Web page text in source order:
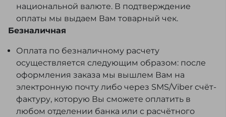
национальной валюте. В подтверждение
оплаты мы выдаем Вам товарный чек.
Безналичная
Оплата по безналичному расчету
осуществляется следующим образом: после
оформления заказа мы вышлем Вам на
электронную почту либо через SMS/Viber счёт-
фактуру, которую Вы сможете оплатить в
любом отделении банка или с расчётного